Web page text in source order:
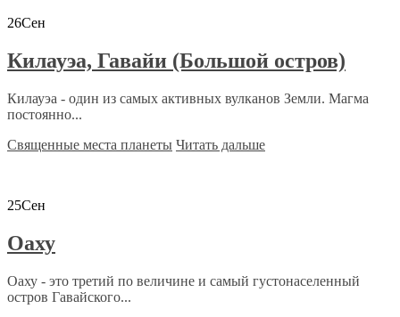
26Сен
Килауэа, Гавайи (Большой остров)
Килауэа - один из самых активных вулканов Земли. Магма
постоянно...
Священные места планеты Читать дальше
25Сен
Оаху
Оаху - это третий по величине и самый густонаселенный
остров Гавайского...